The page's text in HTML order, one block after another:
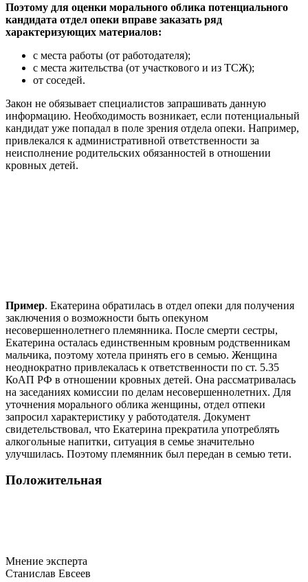
Поэтому для оценки морального облика потенциального
кандидата отдел опеки вправе заказать ряд
характеризующих материалов:
с места работы (от работодателя);
с места жительства (от участкового и из ТСЖ);
от соседей.
Закон не обязывает специалистов запрашивать данную
информацию. Необходимость возникает, если потенциальный
кандидат уже попадал в поле зрения отдела опеки. Например,
привлекался к административной ответственности за
неисполнение родительских обязанностей в отношении
кровных детей.
Пример. Екатерина обратилась в отдел опеки для получения
заключения о возможности быть опекуном
несовершеннолетнего племянника. После смерти сестры,
Екатерина осталась единственным кровным родственникам
мальчика, поэтому хотела принять его в семью. Женщина
неоднократно привлекалась к ответственности по ст. 5.35
КоАП РФ в отношении кровных детей. Она рассматривалась
на заседаниях комиссии по делам несовершеннолетних. Для
уточнения морального облика женщины, отдел отпеки
запросил характеристику у работодателя. Документ
свидетельствовал, что Екатерина прекратила употреблять
алкогольные напитки, ситуация в семье значительно
улучшилась. Поэтому племянник был передан в семью тети.
Положительная
Мнение эксперта
Станислав Евсеев